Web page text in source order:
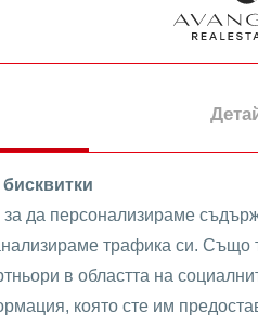
за да персонализираме
трафика си. Също
в областта на
която сте им